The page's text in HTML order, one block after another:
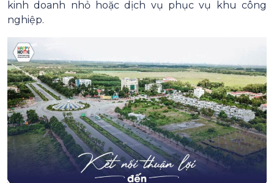
kinh doanh nhỏ hoặc dịch vụ phục vụ khu công
nghiệp.